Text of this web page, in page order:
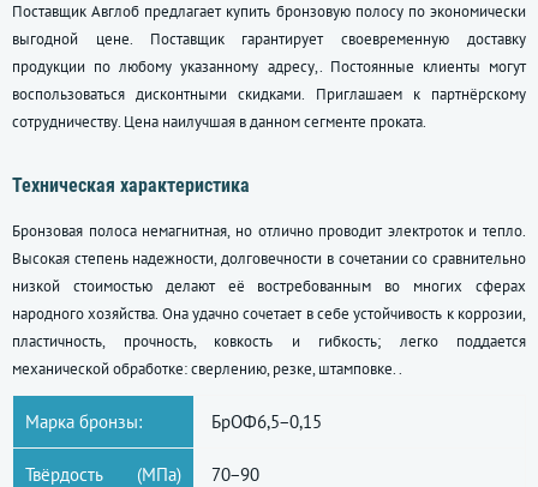
Поставщик Авглоб предлагает купить бронзовую полосу по экономически
выгодной цене. Поставщик гарантирует своевременную доставку
продукции по любому указанному адресу,. Постоянные клиенты могут
воспользоваться дисконтными скидками. Приглашаем к партнёрскому
сотрудничеству. Цена наилучшая в данном сегменте проката.
Техническая характеристика
Бронзовая полоса немагнитная, но отлично проводит электроток и тепло.
Высокая степень надежности, долговечности в сочетании со сравнительно
низкой стоимостью делают её востребованным во многих сферах
народного хозяйства. Она удачно сочетает в себе устойчивость к коррозии,
пластичность, прочность, ковкость и гибкость; легко поддается
механической обработке: сверлению, резке, штамповке. .
Марка бронзы: БрОФ6,5−0,15
Твёрдость (МПа)
70−90